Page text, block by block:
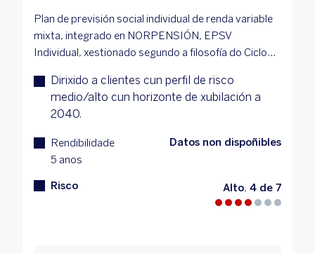
Plan de previsión social individual de renda variable
mixta, integrado en NORPENSIÓN, EPSV
Individual, xestionado segundo a filosofía do Ciclo...
Dirixido a clientes cun perfil de risco
medio/alto cun horizonte de xubilación a
2040.
Rendibilidade
5 anos
Datos non dispoñibles
Risco Alto. 4 de 7